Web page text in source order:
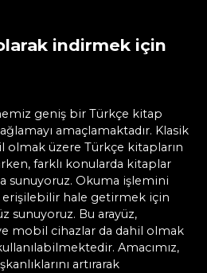
indirmek için
geniş bir Türkçe kitap
amaçlamaktadır. Klasik
olmak üzere Türkçe kitapların
farklı konularda kitaplar
sunuyoruz. Okuma işlemini
erişilebilir hale getirmek için
sunuyoruz. Bu arayüz,
mobil cihazlar da dahil olmak
Amacımız,
artırarak